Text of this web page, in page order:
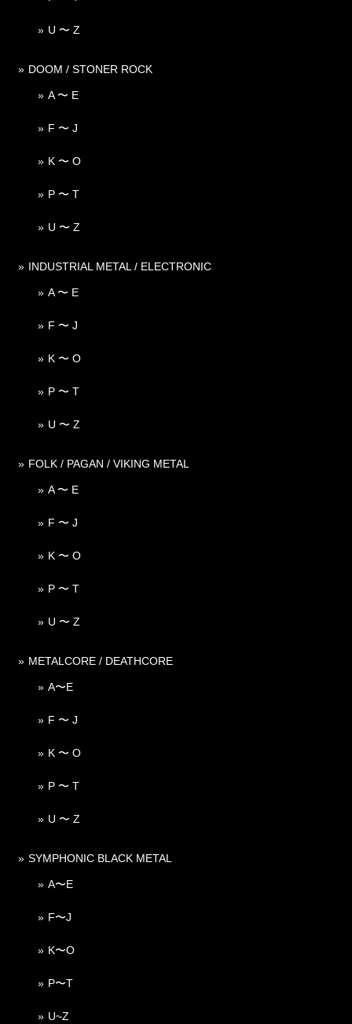
U 〜 Z
DOOM / STONER ROCK
A 〜 E
F 〜 J
K 〜 O
P 〜 T
U 〜 Z
INDUSTRIAL METAL / ELECTRONIC
A 〜 E
F 〜 J
K 〜 O
P 〜 T
U 〜 Z
FOLK / PAGAN / VIKING METAL
A 〜 E
F 〜 J
K 〜 O
P 〜 T
U 〜 Z
METALCORE / DEATHCORE
A〜E
F 〜 J
K 〜 O
P 〜 T
U 〜 Z
SYMPHONIC BLACK METAL
A〜E
F〜J
K〜O
P〜T
U~Z